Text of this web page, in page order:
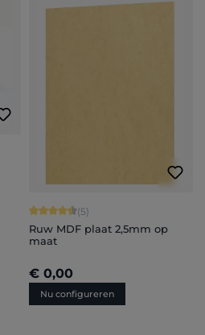
Gemiddelde waardering van 4.6 van
(5)
Ruw MDF plaat 2,5mm op
maat
€ 0,00
Nu configureren